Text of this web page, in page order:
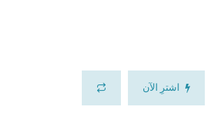
اشترِ الآن